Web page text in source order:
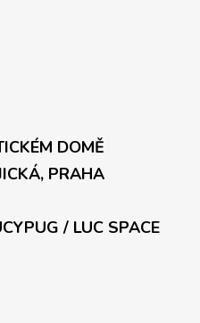
DOMĚ
PRAHA
/ LUC SPACE